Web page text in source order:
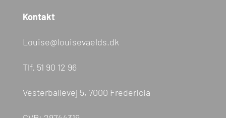
Kontakt
Louise@louisevaelds.dk
Tlf. 51 90 12 96
Vesterballevej 5, 7000 Fredericia